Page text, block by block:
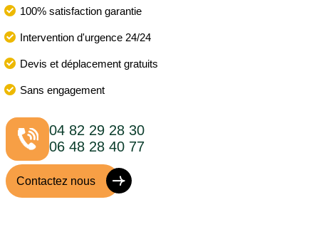
100% satisfaction garantie
Intervention d'urgence 24/24
Devis et déplacement gratuits
Sans engagement
04 82 29 28 30
06 48 28 40 77
Contactez nous